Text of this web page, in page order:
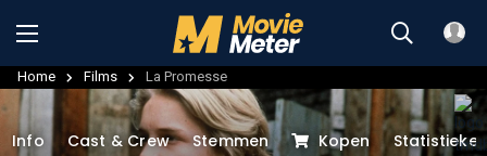
Home Films La Promesse
Info Cast & Crew Stemmen Kopen